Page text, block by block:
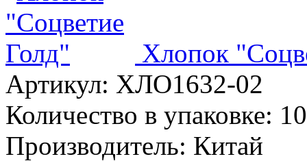
Хлопок
Артикул: ХЛО1632-02
Количество в упаковке: 10
Производитель: Китай